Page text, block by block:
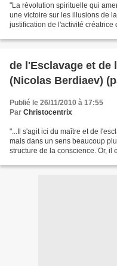
"La révolution spirituelle qui
une victoire sur les illusions de
justification de l'activité créatrice
de l'Esclavage et de
(Nicolas Berdiaev)
Publié le 26/11/2010 à 17:55
Par Christocentrix
"...Il s'agit ici du maître et de
mais dans un sens beaucoup
structure de la conscience. Or, il